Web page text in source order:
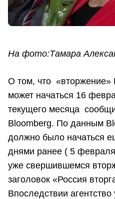
На фото:Тамара
О том, что «вторжение»
может начаться 16
текущего месяца
Bloomberg. По данным
должно было начаться
днями ранее ( 5
уже свершившемся
заголовок «Россия
Впоследствии